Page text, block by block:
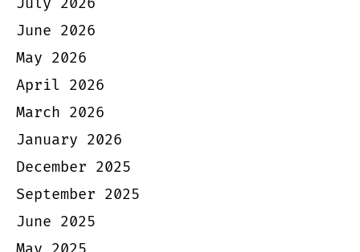
June 2026
May 2026
April 2026
March 2026
January 2026
December 2025
September 2025
June 2025